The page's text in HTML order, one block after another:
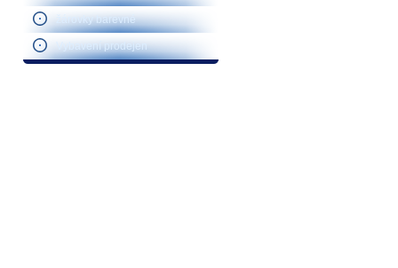
žárovky barevné
Vybavení prodejen